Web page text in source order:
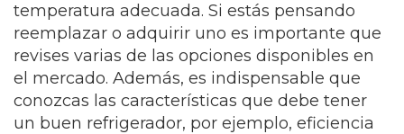
temperatura adecuada. Si estás pensando
reemplazar o adquirir uno es importante que
revises varias de las opciones disponibles en
el mercado. Además, es indispensable que
conozcas las características que debe tener
un buen refrigerador, por ejemplo, eficiencia